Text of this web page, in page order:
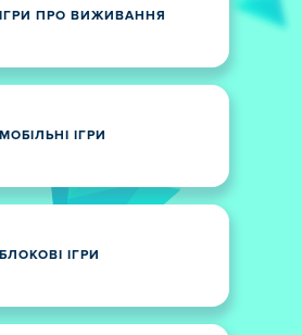
ІГРИ ПРО ВИЖИВАННЯ
МОБІЛЬНІ ІГРИ
БЛОКОВІ ІГРИ